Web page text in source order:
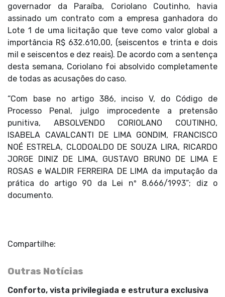
governador da Paraíba, Coriolano Coutinho, havia
assinado um contrato com a empresa ganhadora do
Lote 1 de uma licitação que teve como valor global a
importância R$ 632.610,00, (seiscentos e trinta e dois
mil e seiscentos e dez reais). De acordo com a sentença
desta semana, Coriolano foi absolvido completamente
de todas as acusações do caso.
“Com base no artigo 386, inciso V, do Código de
Processo Penal, julgo improcedente a pretensão
punitiva, ABSOLVENDO CORIOLANO COUTINHO,
ISABELA CAVALCANTI DE LIMA GONDIM, FRANCISCO
NOÉ ESTRELA, CLODOALDO DE SOUZA LIRA, RICARDO
JORGE DINIZ DE LIMA, GUSTAVO BRUNO DE LIMA E
ROSAS e WALDIR FERREIRA DE LIMA da imputação da
prática do artigo 90 da Lei nº 8.666/1993”; diz o
documento.
Compartilhe:
Outras Notícias
Conforto, vista privilegiada e estrutura exclusiva